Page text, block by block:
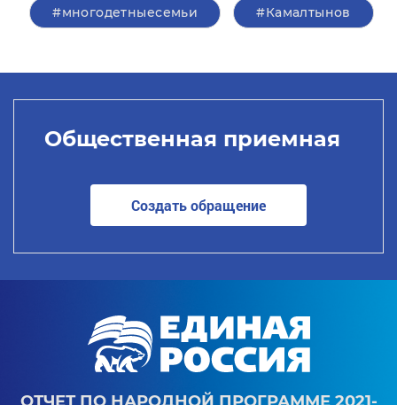
#многодетныесемьи #Камалтынов
Общественная приемная
Создать обращение